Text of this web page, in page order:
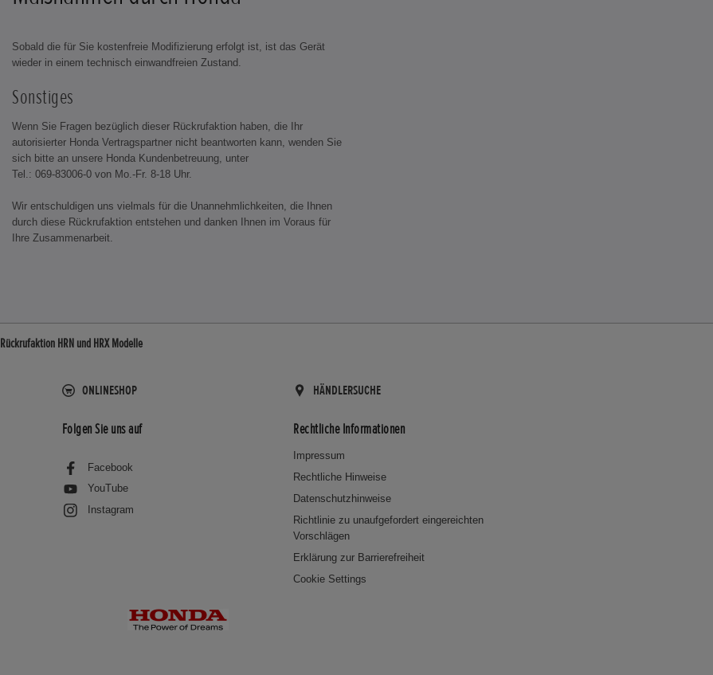
Sobald die für Sie kostenfreie Modifizierung erfolgt ist, ist das Gerät
wieder in einem technisch einwandfreien Zustand.
Sonstiges
Wenn Sie Fragen bezüglich dieser Rückrufaktion haben, die Ihr
autorisierter Honda Vertragspartner nicht beantworten kann, wenden Sie
sich bitte an unsere Honda Kundenbetreuung, unter
Tel.: 069-83006-0 von Mo.-Fr. 8-18 Uhr.
Wir entschuldigen uns vielmals für die Unannehmlichkeiten, die Ihnen
durch diese Rückrufaktion entstehen und danken Ihnen im Voraus für
Ihre Zusammenarbeit.
Rückrufaktion HRN und HRX Modelle
ONLINESHOP HÄNDLERSUCHE
Folgen Sie uns auf
Facebook
YouTube
Instagram
Rechtliche Informationen
Impressum
Rechtliche Hinweise
Datenschutzhinweise
Richtlinie zu unaufgefordert eingereichten
Vorschlägen
Erklärung zur Barrierefreiheit
Cookie Settings